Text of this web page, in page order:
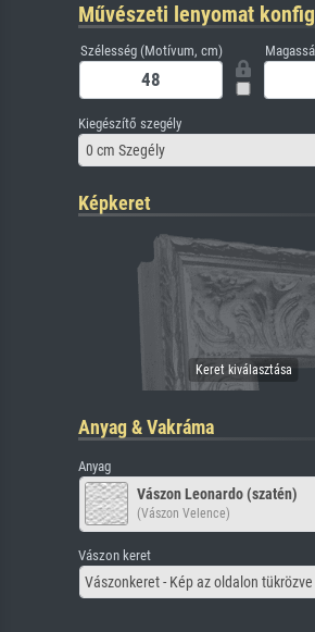
Művészeti lenyomat
Szélesség (Motívum, cm)
Kiegészítő szegély
0 cm Szegély
Képkeret
Anyag & Vakráma
Anyag
Vászon Leonardo (szatén)
(Vászon Velence)
Vászon keret
Vászonkeret - Kép az oldalon tükrözve